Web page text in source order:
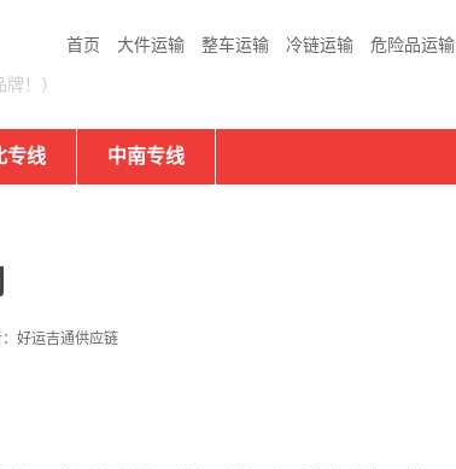
首页 大件运输 整车运输 冷链运输 危险品运输
！）
专线 中南专线
好运吉通供应链